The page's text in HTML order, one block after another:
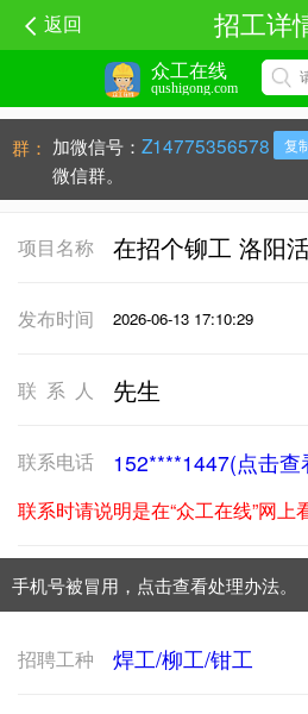
众工在线
qushigong.com
返回 招工详
群： 加微信号： Z14775356578 复
微信群。
项目名称 在招个铆工 洛阳
发布时间 2026-06-13 17:10:29
联系人 先生
联系电话 152****1447(点击查
联系时请说明是在“众工在线”网上
手机号被冒用，点击查看处理办法。
防骗常识：学会这些不上当？
招聘工种 焊工/柳工/钳工